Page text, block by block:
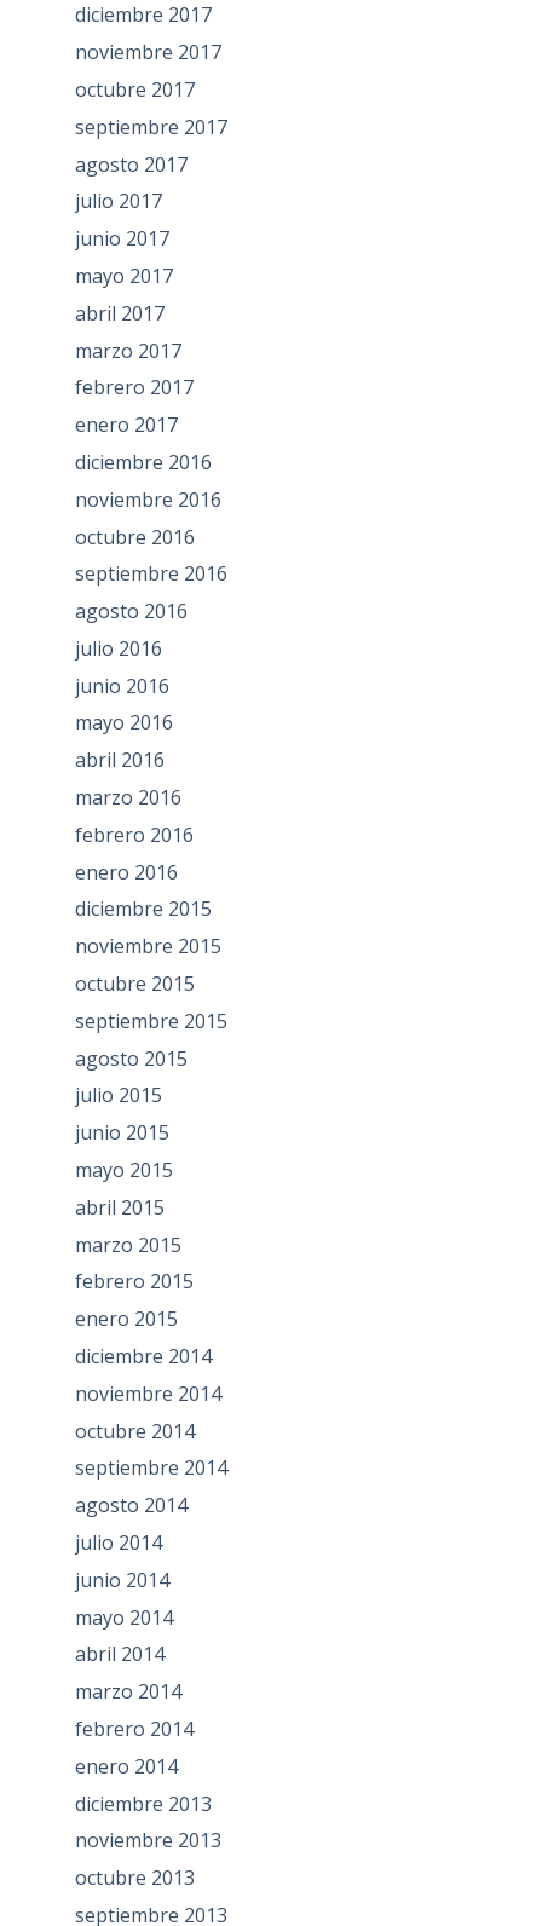
diciembre 2017
noviembre 2017
octubre 2017
septiembre 2017
agosto 2017
julio 2017
junio 2017
mayo 2017
abril 2017
marzo 2017
febrero 2017
enero 2017
diciembre 2016
noviembre 2016
octubre 2016
septiembre 2016
agosto 2016
julio 2016
junio 2016
mayo 2016
abril 2016
marzo 2016
febrero 2016
enero 2016
diciembre 2015
noviembre 2015
octubre 2015
septiembre 2015
agosto 2015
julio 2015
junio 2015
mayo 2015
abril 2015
marzo 2015
febrero 2015
enero 2015
diciembre 2014
noviembre 2014
octubre 2014
septiembre 2014
agosto 2014
julio 2014
junio 2014
mayo 2014
abril 2014
marzo 2014
febrero 2014
enero 2014
diciembre 2013
noviembre 2013
octubre 2013
septiembre 2013